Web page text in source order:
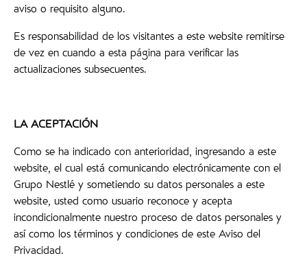
aviso o requisito alguno.
Es responsabilidad de los visitantes a este website remitirse
de vez en cuando a esta página para verificar las
actualizaciones subsecuentes.
LA ACEPTACIÓN
Como se ha indicado con anterioridad, ingresando a este
website, el cual está comunicando electrónicamente con el
Grupo Nestlé y sometiendo su datos personales a este
website, usted como usuario reconoce y acepta
incondicionalmente nuestro proceso de datos personales y
así como los términos y condiciones de este Aviso del
Privacidad.